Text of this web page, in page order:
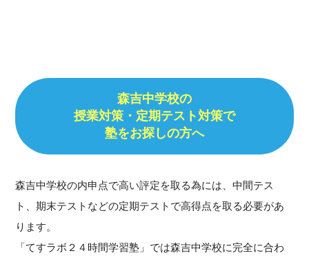
森吉中学校の
授業対策・定期テスト対策で
塾をお探しの方へ
森吉中学校の内申点で高い評定を取る為には、中間テス
ト、期末テストなどの定期テストで高得点を取る必要があ
ります。
「てすラボ２４時間学習塾」では森吉中学校に完全に合わ